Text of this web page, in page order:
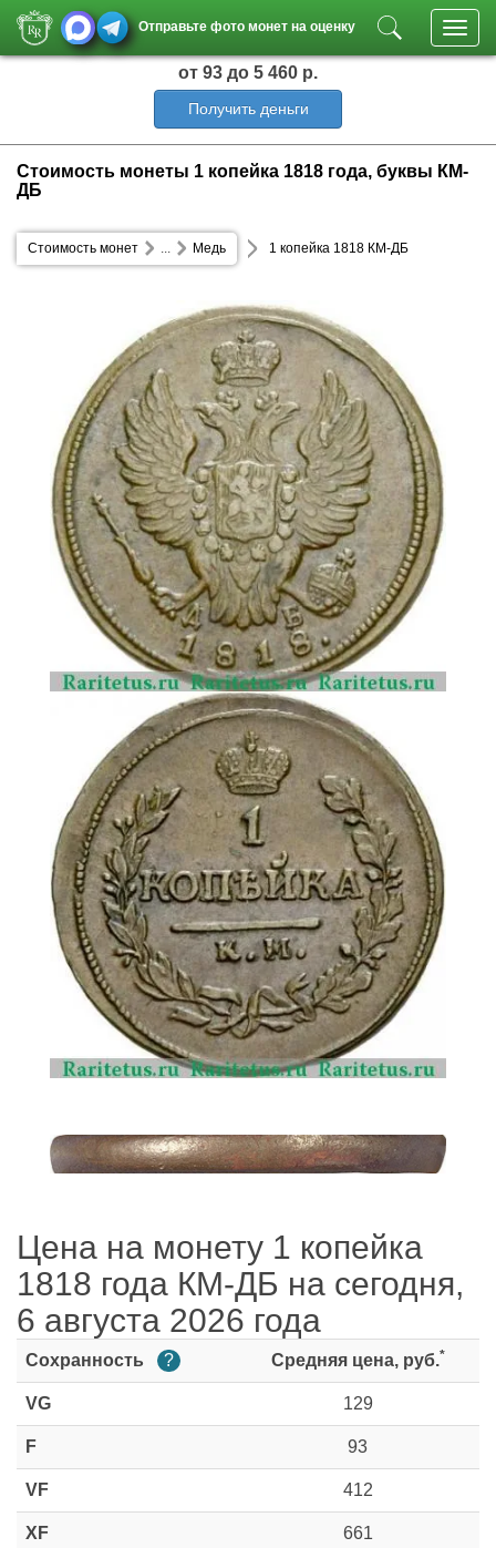
Отправьте фото монет на оценку
от 93 до 5 460 р.
Получить деньги
Стоимость монеты 1 копейка 1818 года, буквы КМ-
ДБ
Стоимость монет Медь
... 1 копейка 1818 КМ-ДБ
Цена на монету 1 копейка
1818 года КМ-ДБ на сегодня,
6 августа 2026 года
Сохранность ? Средняя цена, руб.*
VG 129
F 93
VF 412
XF 661